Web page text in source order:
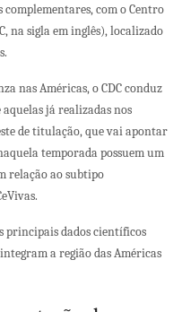
com o Centro
na sigla em inglês), localizado
nas Américas, o CDC conduz
já realizadas nos
de titulação, que vai apontar
temporada possuem um
relação ao subtipo
principais dados científicos
a região das Américas